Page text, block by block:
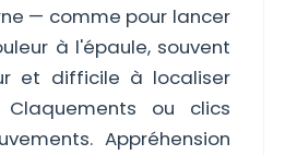
— comme pour lancer
à l'épaule, souvent
et difficile à localiser
Claquements ou clics
Appréhension